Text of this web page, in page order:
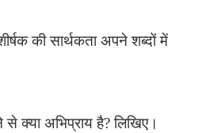
की सार्थकता अपने शब्दों में
क्या अभिप्राय है?लिखिए।